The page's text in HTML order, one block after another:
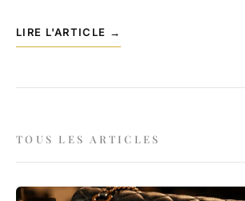
LIRE L'ARTICLE →
TOUS LES ARTICLES